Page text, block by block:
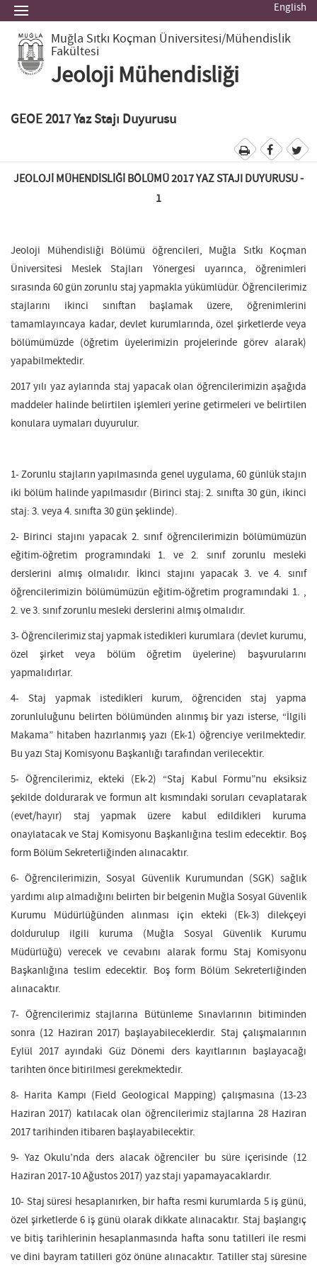
English
Muğla Sıtkı Koçman Üniversitesi/Mühendislik
Fakültesi
Jeoloji Mühendisliği
GEOE 2017 Yaz Stajı Duyurusu
JEOLOJİ MÜHENDİSLİĞİ BÖLÜMÜ 2017 YAZ STAJI DUYURUSU -
1
Jeoloji Mühendisliği Bölümü öğrencileri, Muğla Sıtkı Koçman
Üniversitesi Meslek Stajları Yönergesi uyarınca, öğrenimleri
sırasında 60 gün zorunlu staj yapmakla yükümlüdür. Öğrencilerimiz
stajlarını ikinci sınıftan başlamak üzere, öğrenimlerini
tamamlayıncaya kadar, devlet kurumlarında, özel şirketlerde veya
bölümümüzde (öğretim üyelerimizin projelerinde görev alarak)
yapabilmektedir.
2017 yılı yaz aylarında staj yapacak olan öğrencilerimizin aşağıda
maddeler halinde belirtilen işlemleri yerine getirmeleri ve belirtilen
konulara uymaları duyurulur.
1- Zorunlu stajların yapılmasında genel uygulama, 60 günlük stajın
iki bölüm halinde yapılmasıdır (Birinci staj: 2. sınıfta 30 gün, ikinci
staj: 3. veya 4. sınıfta 30 gün şeklinde).
2- Birinci stajını yapacak 2. sınıf öğrencilerimizin bölümümüzün
eğitim-öğretim programındaki 1. ve 2. sınıf zorunlu mesleki
derslerini almış olmalıdır. İkinci stajını yapacak 3. ve 4. sınıf
öğrencilerimizin bölümümüzün eğitim-öğretim programındaki 1. ,
2. ve 3. sınıf zorunlu mesleki derslerini almış olmalıdır.
3- Öğrencilerimiz staj yapmak istedikleri kurumlara (devlet kurumu,
özel şirket veya bölüm öğretim üyelerine) başvurularını
yapmalıdırlar.
4- Staj yapmak istedikleri kurum, öğrenciden staj yapma
zorunluluğunu belirten bölümünden alınmış bir yazı isterse, “İlgili
Makama” hitaben hazırlanmış yazı (Ek-1) öğrenciye verilmektedir.
Bu yazı Staj Komisyonu Başkanlığı tarafından verilecektir.
5- Öğrencilerimiz, ekteki (Ek-2) “Staj Kabul Formu”nu eksiksiz
şekilde doldurarak ve formun alt kısmındaki soruları cevaplatarak
(evet/hayır) staj yapmak üzere kabul edildikleri kuruma
onaylatacak ve Staj Komisyonu Başkanlığına teslim edecektir. Boş
form Bölüm Sekreterliğinden alınacaktır.
6- Öğrencilerimizin, Sosyal Güvenlik Kurumundan (SGK) sağlık
yardımı alıp almadığını belirten bir belgenin Muğla Sosyal Güvenlik
Kurumu Müdürlüğünden alınması için ekteki (Ek-3) dilekçeyi
doldurulup ilgili kuruma (Muğla Sosyal Güvenlik Kurumu
Müdürlüğü) verecek ve cevabını alarak formu Staj Komisyonu
Başkanlığına teslim edecektir. Boş form Bölüm Sekreterliğinden
alınacaktır.
7- Öğrencilerimiz stajlarına Bütünleme Sınavlarının bitiminden
sonra (12 Haziran 2017) başlayabileceklerdir. Staj çalışmalarının
Eylül 2017 ayındaki Güz Dönemi ders kayıtlarının başlayacağı
tarihten önce bitirilmesi gerekmektedir.
8- Harita Kampı (Field Geological Mapping) çalışmasına (13-23
Haziran 2017) katılacak olan öğrencilerimiz stajlarına 28 Haziran
2017 tarihinden itibaren başlayabilecektir.
9- Yaz Okulu’nda ders alacak öğrenciler bu süre içerisinde (12
Haziran 2017-10 Ağustos 2017) yaz stajı yapamayacaklardır.
10- Staj süresi hesaplanırken, bir hafta resmi kurumlarda 5 iş günü,
özel şirketlerde 6 iş günü olarak dikkate alınacaktır. Staj başlangıç
ve bitiş tarihlerinin hesaplanmasında hafta sonu tatilleri ile resmi
ve dini bayram tatilleri göz önüne alınacaktır. Tatiller staj süresine